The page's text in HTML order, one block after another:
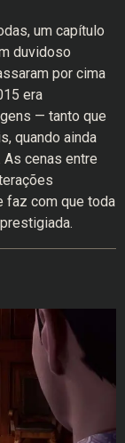
um capítulo
duvidoso
por cima
era
— tanto que
quando ainda
cenas entre
faz com que toda